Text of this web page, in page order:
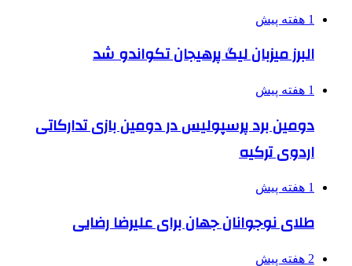
1 هفته پیش
البرز میزبان لیگ پرهیجان تکواندو شد
1 هفته پیش
دومین برد پرسپولیس در دومین بازی تدارکاتی
اردوی ترکیه
1 هفته پیش
طلای نوجوانان جهان برای علیرضا رضایی
2 هفته پیش